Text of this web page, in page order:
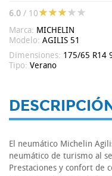
6.0 / 10
Marca: MICHELIN
Modelo: AGILIS 51
Dimensiones: 175/65 R14
Tipo: Verano
El neumático Michelin
neumático de turismo al
Prestaciones y confort de